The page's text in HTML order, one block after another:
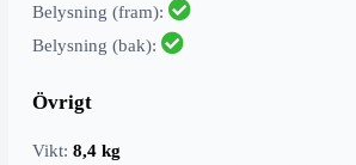
Belysning (fram):
Belysning (bak):
Övrigt
Vikt: 8,4 kg